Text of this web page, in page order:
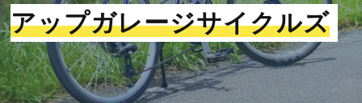
アップガレージサイクルズ